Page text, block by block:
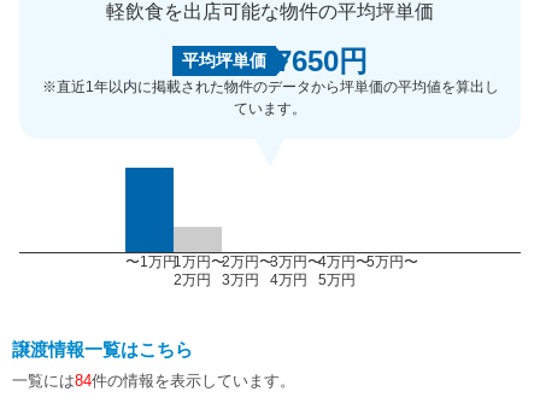
軽飲食を出店可能な物件の平均坪単価
平均坪単価 7650円
※直近1年以内に掲載された物件のデータから坪単価の平均値を算出し
ています。
〜1万円1万円〜
2万円
2万円〜
3万円
3万円〜
4万円
4万円〜
5万円
5万円〜
譲渡情報一覧はこちら
一覧には84件の情報を表示しています。